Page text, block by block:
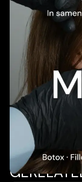
open poriën
Toepassing
Inhoud